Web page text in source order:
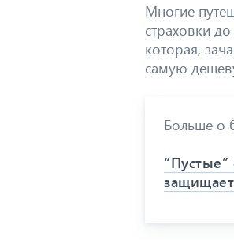
Многие
страховки
которая,
самую
Больше о